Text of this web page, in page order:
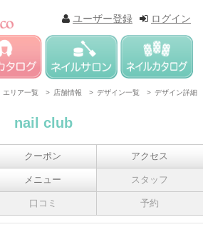
ログイン
ユーザー登録
エリア一覧 > 店舗情報 > デザイン一覧 > デザイン詳細
nail club
クーポン アクセス
メニュー スタッフ
口コミ 予約